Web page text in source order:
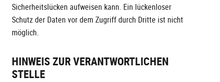
Sicherheitslücken aufweisen kann. Ein lückenloser
Schutz der Daten vor dem Zugriff durch Dritte ist nicht
möglich.
HINWEIS ZUR VERANTWORTLICHEN
STELLE